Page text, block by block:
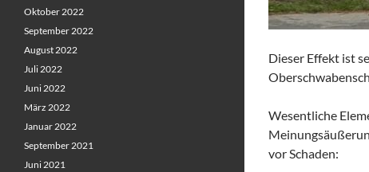
Dieser Effekt ist
Wesentliche
vor Schaden:
Oktober 2022
September 2022
August 2022
Juli 2022
Juni 2022
März 2022
Januar 2022
September 2021
Juni 2021